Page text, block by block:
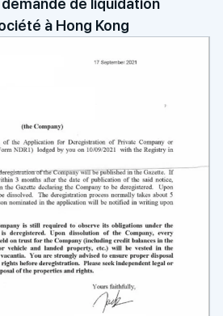
de liquidation
à Hong Kong